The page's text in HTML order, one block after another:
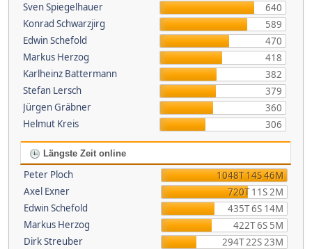
Sven Spiegelhauer
640
Konrad Schwarzjirg
589
Edwin Schefold
470
Markus Herzog
418
Karlheinz Battermann
382
Stefan Lersch
379
Jürgen Gräbner
360
Helmut Kreis
306
Längste Zeit online
Peter Ploch
1048T 14S 46M
Axel Exner
720T 11S 2M
Edwin Schefold
435T 6S 14M
Markus Herzog
422T 6S 5M
Dirk Streuber
294T 22S 23M